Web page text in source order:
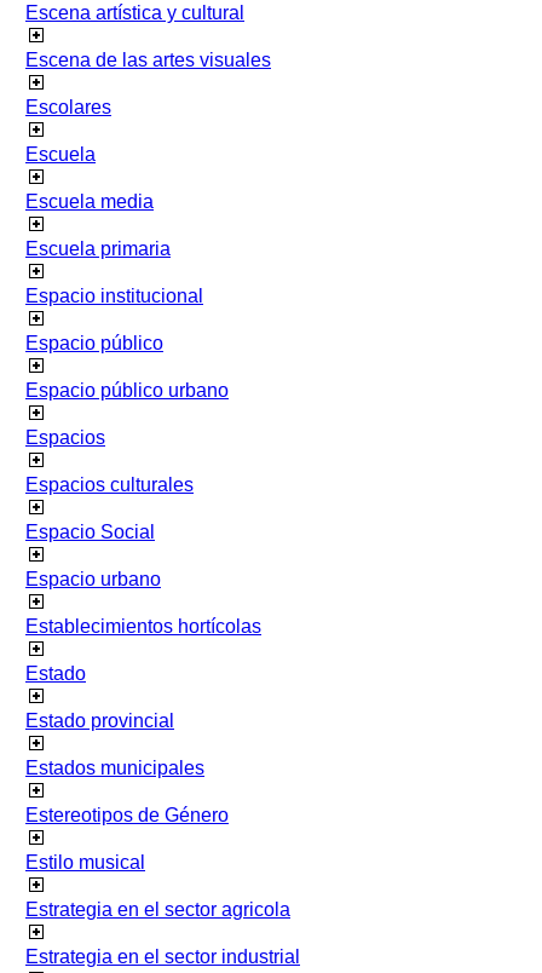
Escena artística y cultural
Escena de las artes visuales
Escolares
Escuela
Escuela media
Escuela primaria
Espacio institucional
Espacio público
Espacio público urbano
Espacios
Espacios culturales
Espacio Social
Espacio urbano
Establecimientos hortícolas
Estado
Estado provincial
Estados municipales
Estereotipos de Género
Estilo musical
Estrategia en el sector agricola
Estrategia en el sector industrial